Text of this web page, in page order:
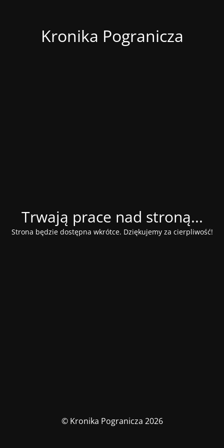
Kronika Pogranicza
Trwają prace nad stroną...
Strona będzie dostępna wkrótce. Dziękujemy za cierpliwość!
© Kronika Pogranicza 2026